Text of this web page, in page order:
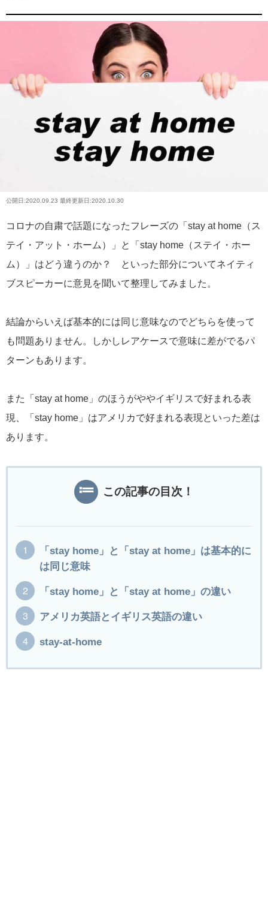
公開日:2020.09.23 最終更新日:2020.10.30
コロナの自粛で話題になったフレーズの「stay at home（ス
テイ・アット・ホーム）」と「stay home（ステイ・ホー
ム）」はどう違うのか？ といった部分についてネイティ
ブスピーカーに意見を聞いて整理してみました。
結論からいえば基本的には同じ意味なのでどちらを使って
も問題ありません。しかしレアケースで意味に差がでるパ
ターンもあります。
また「stay at home」のほうがややイギリスで好まれる表
現、「stay home」はアメリカで好まれる表現といった差は
あります。
この記事の目次！
「stay home」と「stay at home」は基本的に
は同じ意味
「stay home」と「stay at home」の違い
アメリカ英語とイギリス英語の違い
stay-at-home